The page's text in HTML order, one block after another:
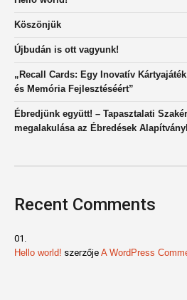
Köszönjük
Újbudán is ott vagyunk!
„Recall Cards: Egy Inovatív
és Memória Fejlesztéséért”
Ébredjünk együtt! – Tapasztalati
megalakulása az Ébredések
Recent Comments
Hello world! szerzője A WordPress